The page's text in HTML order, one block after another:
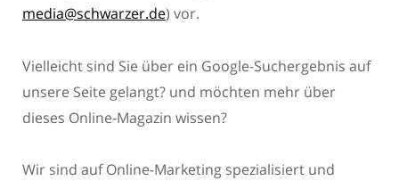
media@schwarzer.de) vor.
Vielleicht sind Sie über ein Google-Suchergebnis auf
unsere Seite gelangt? und möchten mehr über
dieses Online-Magazin wissen?
Wir sind auf Online-Marketing spezialisiert und